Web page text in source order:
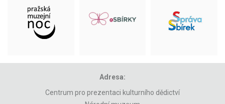
Adresa:
Centrum pro prezentaci kulturního dědictví